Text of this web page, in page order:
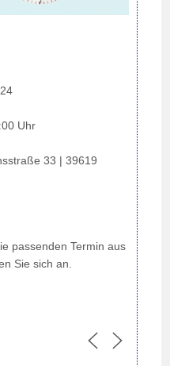
Uhr
33 | 39619
passenden Termin aus
Sie sich an.